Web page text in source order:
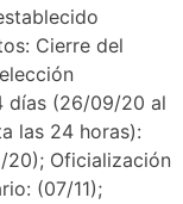
Cierre del
días (26/09/20 al
las 24 horas):
20); Oficialización
(07/11);